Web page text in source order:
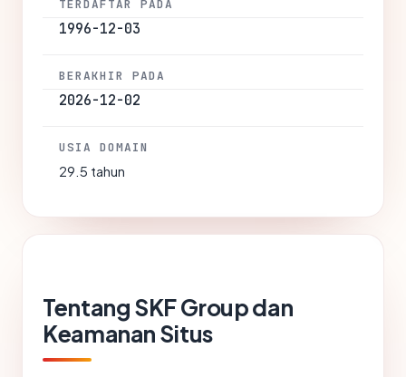
TERDAFTAR PADA
1996-12-03
BERAKHIR PADA
2026-12-02
USIA DOMAIN
29.5 tahun
Tentang SKF Group dan
Keamanan Situs